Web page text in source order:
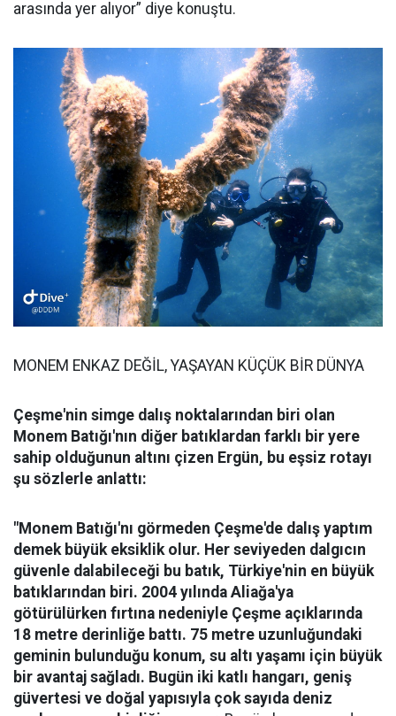
arasında yer alıyor” diye konuştu.
MONEM ENKAZ DEĞİL, YAŞAYAN KÜÇÜK BİR DÜNYA
Çeşme'nin simge dalış noktalarından biri olan
Monem Batığı'nın diğer batıklardan farklı bir yere
sahip olduğunun altını çizen Ergün, bu eşsiz rotayı
şu sözlerle anlattı:
"Monem Batığı'nı görmeden Çeşme'de dalış yaptım
demek büyük eksiklik olur. Her seviyeden dalgıcın
güvenle dalabileceği bu batık, Türkiye'nin en büyük
batıklarından biri. 2004 yılında Aliağa'ya
götürülürken fırtına nedeniyle Çeşme açıklarında
18 metre derinliğe battı. 75 metre uzunluğundaki
geminin bulunduğu konum, su altı yaşamı için büyük
bir avantaj sağladı. Bugün iki katlı hangarı, geniş
güvertesi ve doğal yapısıyla çok sayıda deniz